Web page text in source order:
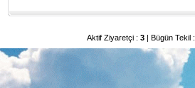
Aktif Ziyaretçi : 3 | Bügün Tekil :